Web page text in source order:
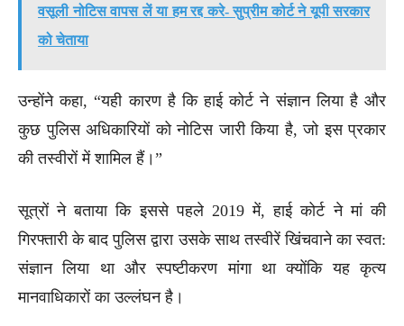
वसूली नोटिस वापस लें या हम रद्द करे- सुप्रीम कोर्ट ने यूपी सरकार
को चेताया
उन्होंने कहा, “यही कारण है कि हाई कोर्ट ने संज्ञान लिया है और
कुछ पुलिस अधिकारियों को नोटिस जारी किया है, जो इस प्रकार
की तस्वीरों में शामिल हैं।”
सूत्रों ने बताया कि इससे पहले 2019 में, हाई कोर्ट ने मां की
गिरफ्तारी के बाद पुलिस द्वारा उसके साथ तस्वीरें खिंचवाने का स्वत:
संज्ञान लिया था और स्पष्टीकरण मांगा था क्योंकि यह कृत्य
मानवाधिकारों का उल्लंघन है।